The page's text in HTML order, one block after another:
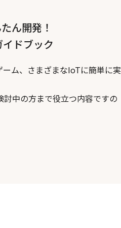
ん開発！
ドブック
ム、さまざまなIoTに簡単に実
中の方まで役立つ内容ですの